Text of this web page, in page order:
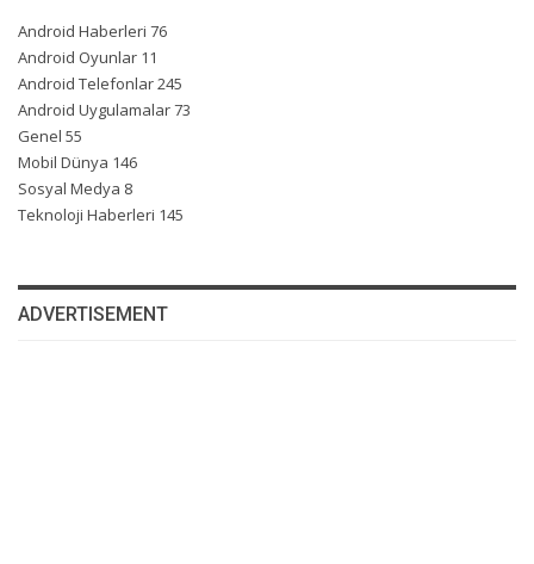
Android Haberleri 76
Android Oyunlar 11
Android Telefonlar245
Android Uygulamalar73
Genel 55
Mobil Dünya 146
Sosyal Medya 8
Teknoloji Haberleri 145
ADVERTISEMENT